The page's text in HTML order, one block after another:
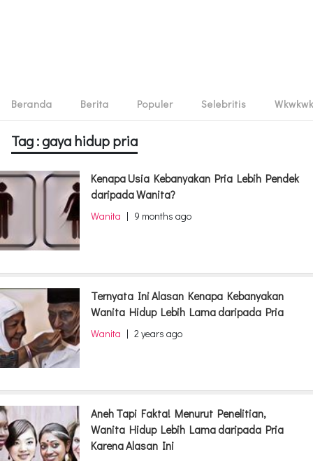
Beranda Berita Populer Selebritis Wkwkwk
Tag : gaya hidup pria
Kenapa Usia Kebanyakan Pria Lebih Pendek
daripada Wanita?
Wanita | 9 months ago
Ternyata Ini Alasan Kenapa Kebanyakan
Wanita Hidup Lebih Lama daripada Pria
Wanita | 2 years ago
Aneh Tapi Fakta! Menurut Penelitian,
Wanita Hidup Lebih Lama daripada Pria
Karena Alasan Ini